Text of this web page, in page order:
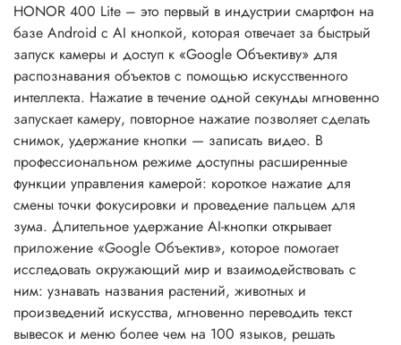
HONOR 400 Lite – это первый в индустрии смартфон на
базе Android с AI кнопкой, которая отвечает за быстрый
запуск камеры и доступ к «Google Объективу» для
распознавания объектов с помощью искусственного
интеллекта. Нажатие в течение одной секунды мгновенно
запускает камеру, повторное нажатие позволяет сделать
снимок, удержание кнопки — записать видео. В
профессиональном режиме доступны расширенные
функции управления камерой: короткое нажатие для
смены точки фокусировки и проведение пальцем для
зума. Длительное удержание AI-кнопки открывает
приложение «Google Объектив», которое помогает
исследовать окружающий мир и взаимодействовать с
ним: узнавать названия растений, животных и
произведений искусства, мгновенно переводить текст
вывесок и меню более чем на 100 языков, решать